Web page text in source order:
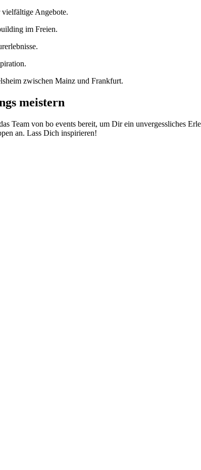
vielfältige Angebote.
im Freien.
meistern
Team von bo events bereit, um Dir ein unvergessliches
an. Lass Dich inspirieren!